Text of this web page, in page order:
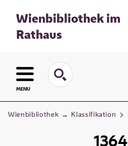
Wienbibliothek im
Rathaus
MENU
Wienbibliothek → Klassifikation
1364